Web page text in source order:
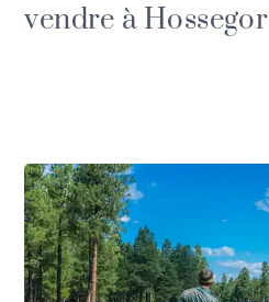
vendre à Hossegor